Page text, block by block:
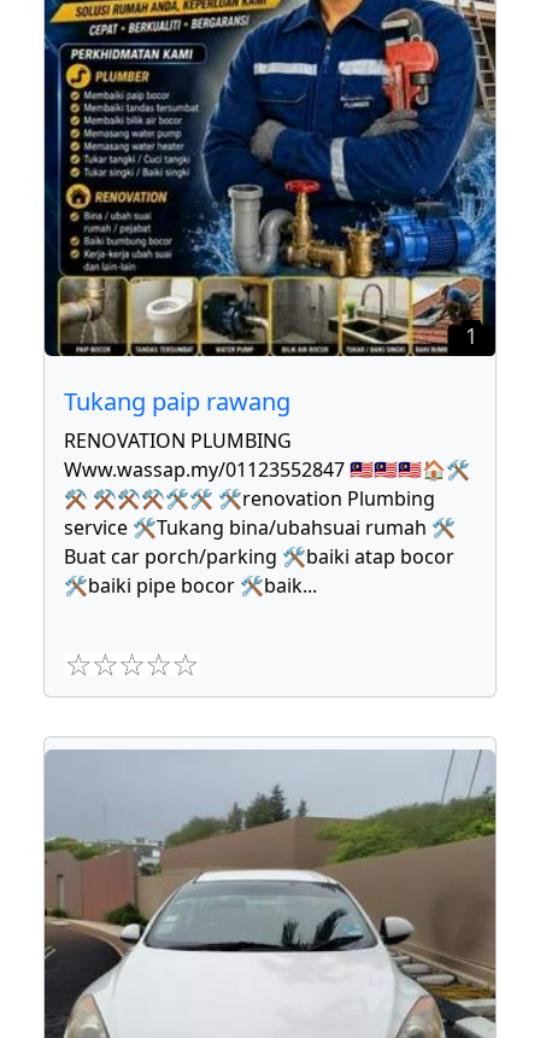
1
Tukang paip rawang
RENOVATION PLUMBING
Www.wassap.my/01123552847 🇲🇾🇲🇾🇲🇾🏠🛠
⚒ ⚒⚒⚒🛠🛠 🛠renovation Plumbing
service 🛠Tukang bina/ubahsuai rumah 🛠
Buat car porch/parking 🛠baiki atap bocor
🛠baiki pipe bocor 🛠baik...